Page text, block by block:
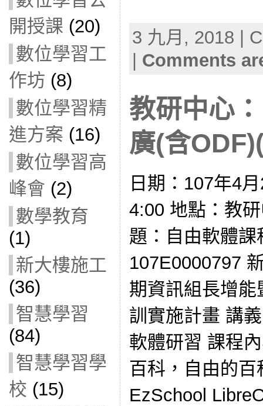
開授課 (20)
數位學習工
作坊 (8)
數位學習精
進方案 (16)
數位學習高
峰會 (2)
數學教育
(1)
新大樓施工
(36)
智慧學習
(84)
智慧學習學
校 (15)
3 九月, 2018 |
Comments
教研中心
廣(含
日期：107年4
4:00 地點：教
題：自由軟體
107E0000797
期資訊組長增
訓實施計畫 講
軟體研習 課程
百科，自由的
EzSchool